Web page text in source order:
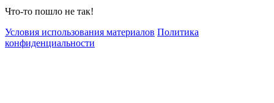
Что-то пошло не так!
Условия использования материалов Политика
конфиденциальности